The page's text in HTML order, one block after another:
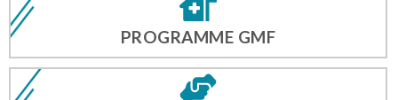
PROGRAMME GMF